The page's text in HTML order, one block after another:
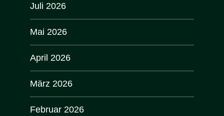
Juli 2026
Mai 2026
April 2026
März 2026
Februar 2026